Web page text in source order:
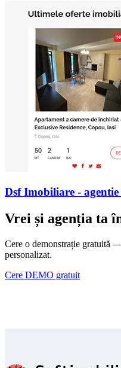
Dsf Imobiliare -
Vrei și agenția ta
Cere o demonstrație gratuită
personalizat.
Cere DEMO gratuit